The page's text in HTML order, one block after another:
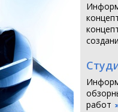
работ